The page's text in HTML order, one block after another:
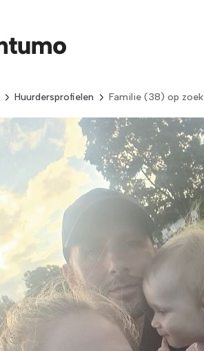
Huurdersprofielen Familie (38) op